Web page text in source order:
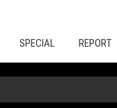
SPECIAL REPORT